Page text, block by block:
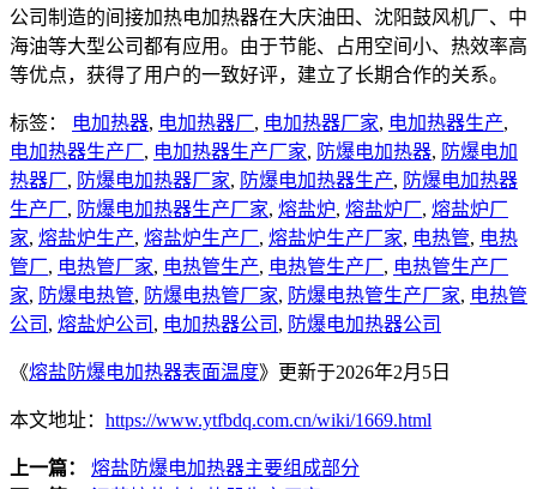
公司制造的间接加热电加热器在大庆油田、沈阳鼓风机厂、中
海油等大型公司都有应用。由于节能、占用空间小、热效率高
等优点，获得了用户的一致好评，建立了长期合作的关系。
标签： 电加热器, 电加热器厂, 电加热器厂家, 电加热器生产,
电加热器生产厂, 电加热器生产厂家, 防爆电加热器, 防爆电加
热器厂, 防爆电加热器厂家, 防爆电加热器生产, 防爆电加热器
生产厂, 防爆电加热器生产厂家, 熔盐炉, 熔盐炉厂, 熔盐炉厂
家, 熔盐炉生产, 熔盐炉生产厂, 熔盐炉生产厂家, 电热管, 电热
管厂, 电热管厂家, 电热管生产, 电热管生产厂, 电热管生产厂
家, 防爆电热管, 防爆电热管厂家, 防爆电热管生产厂家, 电热管
公司 , 熔盐炉公司 , 电加热器公司 , 防爆电加热器公司
《熔盐防爆电加热器表面温度》更新于2026年2月5日
本文地址： https://www.ytfbdq.com.cn/wiki/1669.html
上一篇：
熔盐防爆电加热器主要组成部分